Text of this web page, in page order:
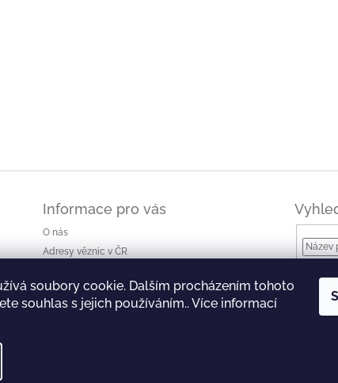
soubory cookie. Dalším procházením tohoto
souhlas s jejich používáním.. Více informací
Informace pro vás
O nás
Adresy věznic v ČR
Ke stažení
Obchodní podmínky
práva vyhrazena.